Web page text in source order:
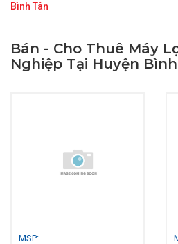
Bình Tân
Bán - Cho Thuê Máy
Nghiệp Tại Huyện
MSP: